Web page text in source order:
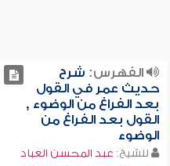
الفهرس: شرح
حديث عمر في القول
بعد الفراغ من الوضوء ,
القول بعد الفراغ من
الوضوء
للشيخ: عبد المحسن العباد